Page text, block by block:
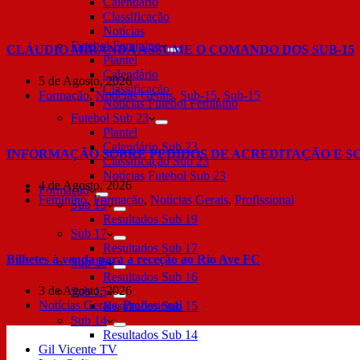
Classificação
Notícias
Futebol Feminino
Plantel
Calendário
Classificação
Notícias Futebol Feminino
Futebol Sub 23
Plantel
Calendário Sub 23
Classificação Sub 23
Notícias Futebol Sub 23
Formação
Sub 19
Resultados Sub 19
Sub 17
Resultados Sub 17
Sub 16
Resultados Sub 16
Sub 15
Resultados Sub 15
Sub 14
Resultados Sub 14
Gil Vicente TV
CLÁUDIO MIRANDA ASSUME O COMANDO DOS SUB-15
5 de Agosto, 2026
Formação,Notícias Gerais, Sub-15, Sub-15
INFORMAÇÃO SOBRE PEDIDOS DE ACREDITAÇÃO E
4 de Agosto, 2026
Feminino, Formação, Notícias Gerais, Profissional
Bilhetes à venda para a receção ao Rio Ave FC
3 de Agosto, 2026
Notícias Gerais,Profissional